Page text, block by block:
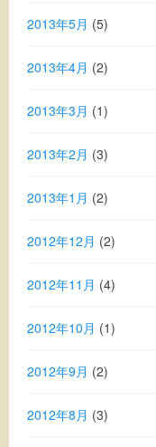
2013年5月 (5)
2013年4月 (2)
2013年3月 (1)
2013年2月 (3)
2013年1月 (2)
2012年12月 (2)
2012年11月 (4)
2012年10月 (1)
2012年9月 (2)
2012年8月 (3)